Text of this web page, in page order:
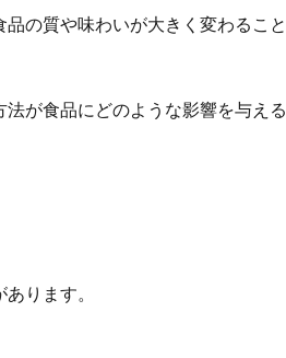
の質や味わいが大きく変わること
が食品にどのような影響を与える
ります。